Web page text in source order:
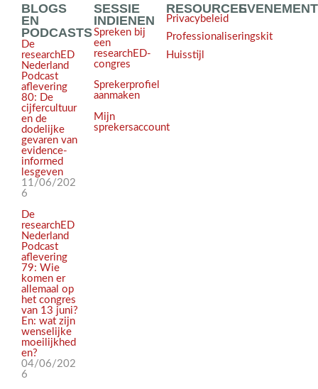
BLOGS
EN
PODCASTS
De
researchED
Nederland
Podcast
aflevering
80: De
cijfercultuur
en de
dodelijke
gevaren van
evidence-
informed
lesgeven
11/06/202
6
De
researchED
Nederland
Podcast
aflevering
79: Wie
komen er
allemaal op
het congres
van 13 juni?
En: wat zijn
wenselijke
moeilijkhed
en?
04/06/202
6
SESSIE
INDIENEN
Spreken bij
een
researchED-
congres
Sprekerprofiel
aanmaken
Mijn
sprekersaccount
RESOURCES
Privacybeleid
Professionaliseringskit
Huisstijl